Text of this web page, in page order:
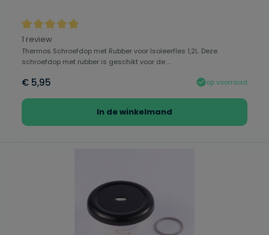
Gemiddelde waardering van 5 van 5 sterren
1 review
Thermos Schroefdop met Rubber voor Isoleerfles 1,2L. Deze
schroefdop met rubber is geschikt voor de ...
€ 5,95 op voorraad
In de winkelmand